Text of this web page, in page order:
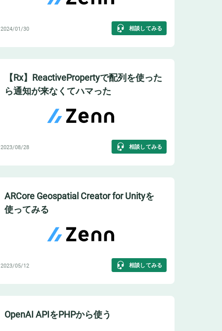
2024/01/30 相談してみる
【Rx】ReactivePropertyで配列を使った
ら通知が来なくてハマった
2023/08/28 相談してみる
ARCore Geospatial Creator for Unityを
使ってみる
2023/05/12 相談してみる
OpenAI APIをPHPから使う